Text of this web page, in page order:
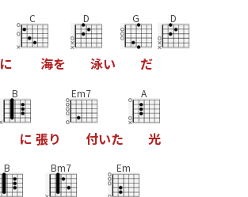
に
C
海を
D
泳い
G
だ
D
B
に 張り
Em7
付いた
A
光
B Bm7 Em